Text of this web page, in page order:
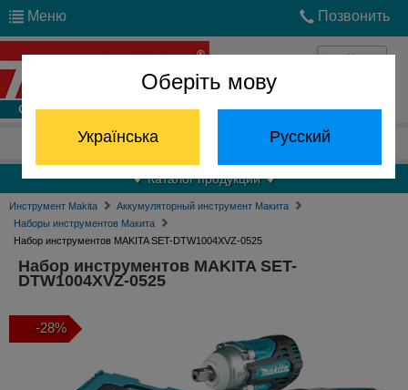
Оберіть мову
Українська Русский
Меню Позвонить
Войти
Отдел запчастей: (068) 824-24-24
Каталог продукции
Инструмент Makita
Аккумуляторный инструмент Макита
Наборы инструментов Макита
Набор инструментов MAKITA SET-DTW1004XVZ-0525
Набор инструментов MAKITA SET-
DTW1004XVZ-0525
-28%